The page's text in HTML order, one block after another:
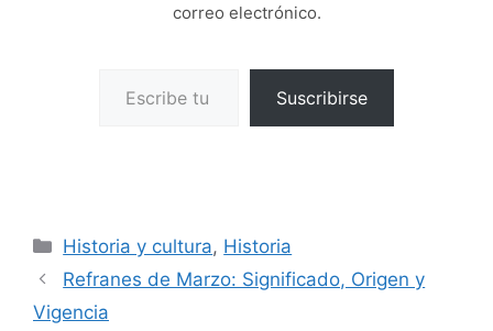
correo electrónico.
Suscribirse
Categorías
Historia y cultura, Historia
Refranes de Marzo: Significado, Origen y
Vigencia